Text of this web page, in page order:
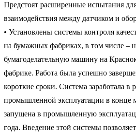
Предстоят расширенные испытания
взаимодействия между датчиком и
• Установлены системы контроля
на бумажных фабриках, в том числе –
бумагоделательную машину на
фабрике. Работа была успешно
короткие сроки. Система заработала
промышленной эксплуатации в конце
запущена в промышленную
года. Введение этой системы